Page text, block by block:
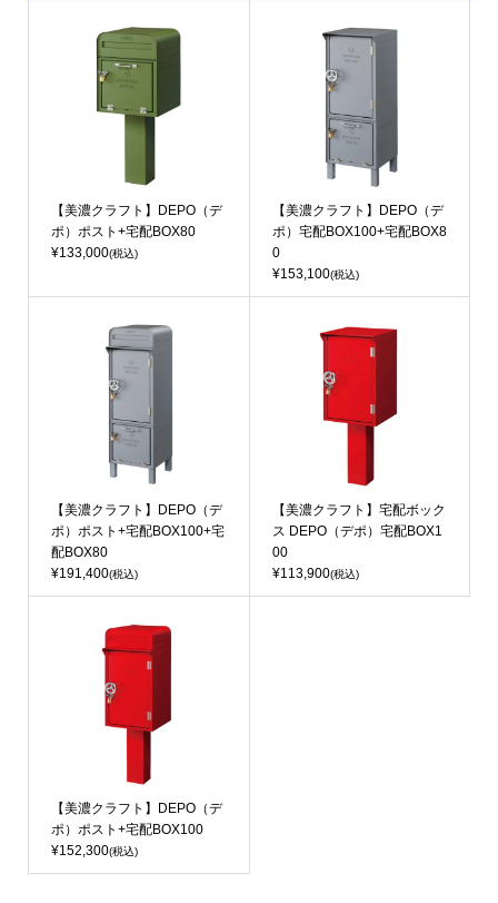
【美濃クラフト】DEPO（デ
ポ）ポスト+宅配BOX80
¥133,000(税込)
【美濃クラフト】DEPO（デ
ポ）宅配BOX100+宅配BOX8
0
¥153,100(税込)
【美濃クラフト】DEPO（デ
ポ）ポスト+宅配BOX100+宅
配BOX80
¥191,400(税込)
【美濃クラフト】宅配ボック
ス DEPO（デポ）宅配BOX1
00
¥113,900(税込)
【美濃クラフト】DEPO（デ
ポ）ポスト+宅配BOX100
¥152,300(税込)